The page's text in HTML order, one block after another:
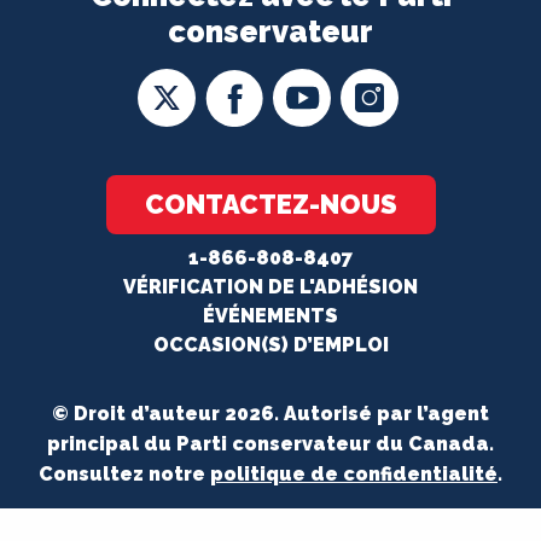
conservateur
CONTACTEZ-NOUS
1-866-808-8407
VÉRIFICATION DE L'ADHÉSION
ÉVÉNEMENTS
OCCASION(S) D’EMPLOI
© Droit d’auteur 2026. Autorisé par l’agent
principal du Parti conservateur du Canada.
Consultez notre politique de confidentialité.